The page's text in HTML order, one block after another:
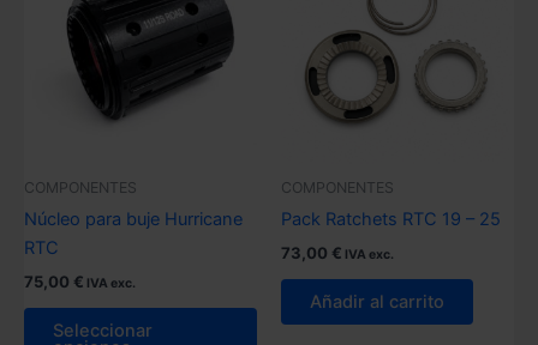
COMPONENTES
Núcleo para buje Hurricane
RTC
75,00 € IVA exc.
Seleccionar
Este
COMPONENTES
Pack Ratchets RTC 19 – 25
73,00 € IVA exc.
Añadir al carrito